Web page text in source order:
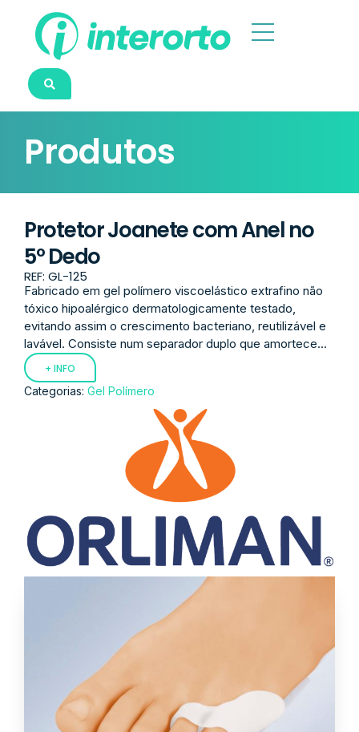
Produtos
Protetor Joanete com Anel no
5º Dedo
REF: GL-125
Fabricado em gel polímero viscoelástico extrafino não
tóxico hipoalérgico dermatologicamente testado,
evitando assim o crescimento bacteriano, reutilizável e
lavável. Consiste num separador duplo que amortece...
+ INFO
Categorias: Gel Polímero